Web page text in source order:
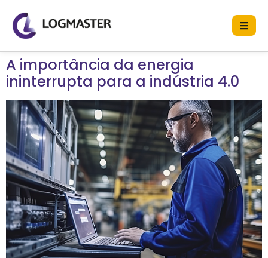
A importância da energia
ininterrupta para a indústria 4.0